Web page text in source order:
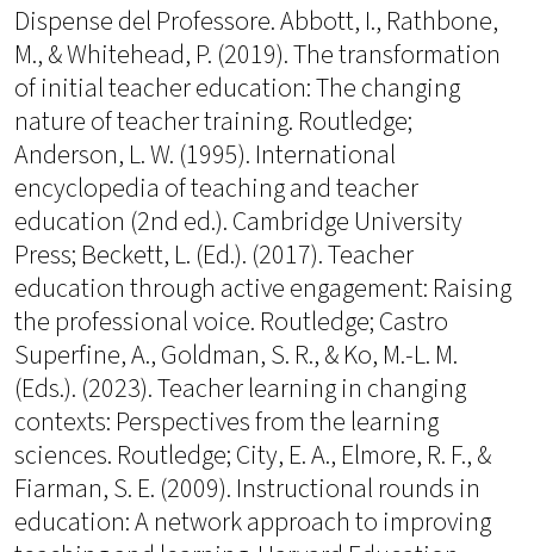
Dispense del Professore. Abbott, I., Rathbone,
M., & Whitehead, P. (2019). The transformation
of initial teacher education: The changing
nature of teacher training. Routledge;
Anderson, L. W. (1995). International
encyclopedia of teaching and teacher
education (2nd ed.). Cambridge University
Press; Beckett, L. (Ed.). (2017). Teacher
education through active engagement: Raising
the professional voice. Routledge; Castro
Superfine, A., Goldman, S. R., & Ko, M.-L. M.
(Eds.). (2023). Teacher learning in changing
contexts: Perspectives from the learning
sciences. Routledge; City, E. A., Elmore, R. F., &
Fiarman, S. E. (2009). Instructional rounds in
education: A network approach to improving